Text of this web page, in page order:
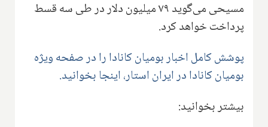
مسیحی می‌گوید ۷۹ میلیون دلار در طی سه قسط
پرداخت خواهد کرد.
پوشش کامل اخبار بومیان کانادا را در صفحه ویژه
بومیان کانادا در ایران استار، اینجا بخوانید.
بیشتر بخوانید: